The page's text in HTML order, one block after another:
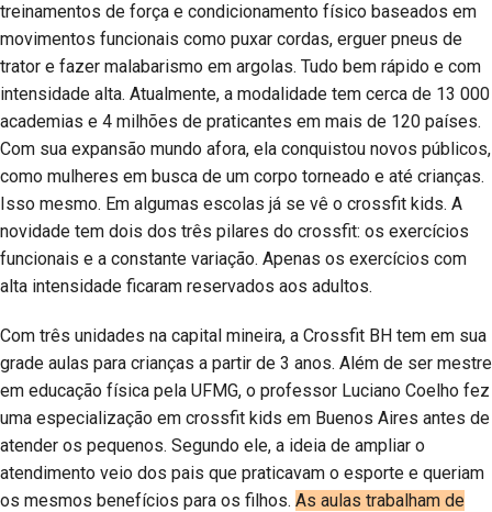
treinamentos de força e condicionamento físico baseados em
movimentos funcionais como puxar cordas, erguer pneus de
trator e fazer malabarismo em argolas. Tudo bem rápido e com
intensidade alta. Atualmente, a modalidade tem cerca de 13 000
academias e 4 milhões de praticantes em mais de 120 países.
Com sua expansão mundo afora, ela conquistou novos públicos,
como mulheres em busca de um corpo torneado e até crianças.
Isso mesmo. Em algumas escolas já se vê o crossfit kids. A
novidade tem dois dos três pilares do crossfit: os exercícios
funcionais e a constante variação. Apenas os exercícios com
alta intensidade ficaram reservados aos adultos.
Com três unidades na capital mineira, a Crossfit BH tem em sua
grade aulas para crianças a partir de 3 anos. Além de ser mestre
em educação física pela UFMG, o professor Luciano Coelho fez
uma especialização em crossfit kids em Buenos Aires antes de
atender os pequenos. Segundo ele, a ideia de ampliar o
atendimento veio dos pais que praticavam o esporte e queriam
os mesmos benefícios para os filhos. As aulas trabalham de